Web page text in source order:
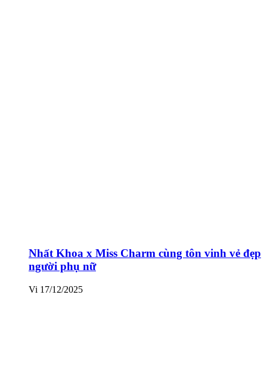
Nhất Khoa x Miss Charm cùng tôn vinh vẻ đẹp
người phụ nữ
Vi 17/12/2025